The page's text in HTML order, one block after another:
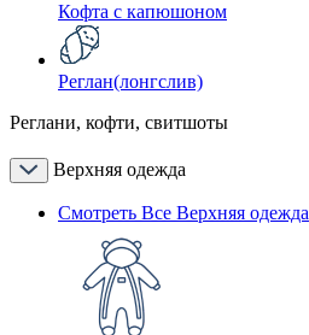
Кофта с капюшоном
Реглан(лонгслив)
Реглани, кофти, свитшоты
Верхняя одежда
Смотреть Все Верхняя одежда